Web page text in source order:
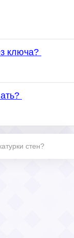
ключа?
стен?